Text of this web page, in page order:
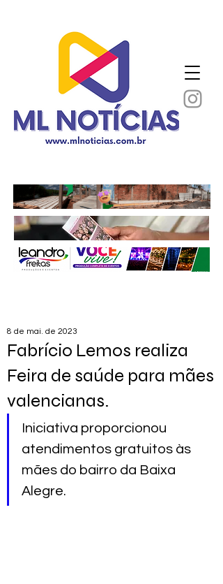
Fabrício Lemos realiza
Feira de saúde para mães
valencianas.
8 de mai. de 2023
Iniciativa proporcionou
atendimentos gratuitos às
mães do bairro da Baixa
Alegre.